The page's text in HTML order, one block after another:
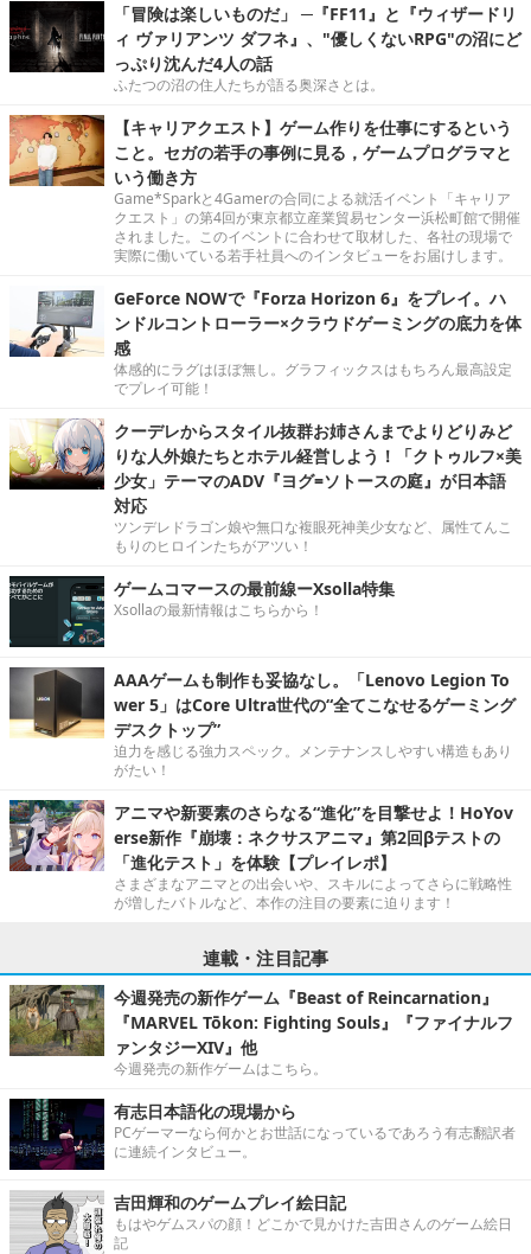
「冒険は楽しいものだ」 ─『FF11』と『ウィザードリ
ィ ヴァリアンツ ダフネ』、"優しくないRPG"の沼にど
っぷり沈んだ4人の話
ふたつの沼の住人たちが語る奥深さとは。
【キャリアクエスト】ゲーム作りを仕事にするという
こと。セガの若手の事例に見る，ゲームプログラマと
いう働き方
Game*Sparkと4Gamerの合同による就活イベント「キャリア
クエスト」の第4回が東京都立産業貿易センター浜松町館で開催
されました。このイベントに合わせて取材した、各社の現場で
実際に働いている若手社員へのインタビューをお届けします。
GeForce NOWで『Forza Horizon 6』をプレイ。ハ
ンドルコントローラー×クラウドゲーミングの底力を体
感
体感的にラグはほぼ無し。グラフィックスはもちろん最高設定
でプレイ可能！
クーデレからスタイル抜群お姉さんまでよりどりみど
りな人外娘たちとホテル経営しよう！「クトゥルフ×美
少女」テーマのADV『ヨグ=ソトースの庭』が日本語
対応
ツンデレドラゴン娘や無口な複眼死神美少女など、属性てんこ
もりのヒロインたちがアツい！
ゲームコマースの最前線ーXsolla特集
Xsollaの最新情報はこちらから！
AAAゲームも制作も妥協なし。「Lenovo Legion To
wer 5」はCore Ultra世代の“全てこなせるゲーミング
デスクトップ”
迫力を感じる強力スペック。メンテナンスしやすい構造もあり
がたい！
アニマや新要素のさらなる“進化”を目撃せよ！HoYov
erse新作『崩壊：ネクサスアニマ』第2回βテストの
「進化テスト」を体験【プレイレポ】
さまざまなアニマとの出会いや、スキルによってさらに戦略性
が増したバトルなど、本作の注目の要素に迫ります！
連載・注目記事
今週発売の新作ゲーム『Beast of Reincarnation』
『MARVEL Tōkon: Fighting Souls』『ファイナルフ
ァンタジーXIV』他
今週発売の新作ゲームはこちら。
有志日本語化の現場から
PCゲーマーなら何かとお世話になっているであろう有志翻訳者
に連続インタビュー。
吉田輝和のゲームプレイ絵日記
もはやゲムスパの顔！どこかで見かけた吉田さんのゲーム絵日
記